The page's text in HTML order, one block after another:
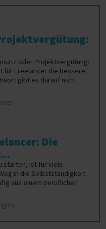
oder Projektvergütung:
für Freelancer die bessere
gibt es darauf nicht.
Die
starten, ist für viele
in die Selbstständigkeit.
aus einem beruflichen